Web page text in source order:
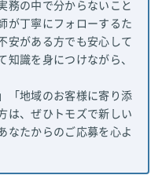
務の中で分からないこと
が丁寧にフォローするた
安がある方でも安心して
知識を身につけながら、
「地域のお客様に寄り添
は、ぜひトモズで新しい
なたからのご応募を心よ